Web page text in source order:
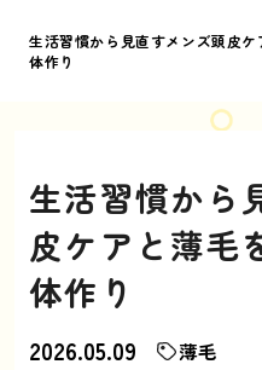
生活習慣から見直すメンズ頭皮
体作り
生活習慣から
皮ケアと薄毛
体作り
2026.05.09 薄毛